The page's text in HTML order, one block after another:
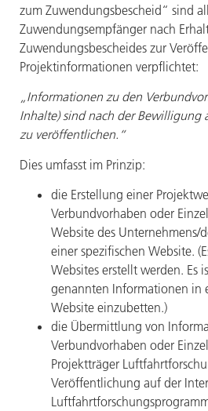
zum Zuwendungsbescheid“ sind
Zuwendungsempfänger nach
Zuwendungsbescheides zur
Projektinformationen verpflichtet:
„Informationen zu den
Inhalte) sind nach der Bewilligung
zu veröffentlichen.“
Dies umfasst im Prinzip:
die Erstellung einer
Verbundvorhaben oder
Website des Unternehmens/
einer spezifischen Website.
Websites erstellt werden. Es
genannten Informationen in
Website einzubetten.)
die Übermittlung von
Verbundvorhaben oder
Projektträger
Veröffentlichung auf der